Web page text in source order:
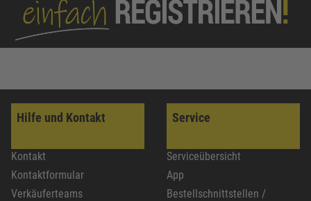
Hilfe und Kontakt
Kontakt
Kontaktformular
Verkäuferteams
Service
Serviceübersicht
App
Bestellschnittstellen /